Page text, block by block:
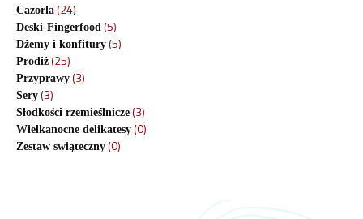
Cazorla (24)
Deski-Fingerfood (5)
Dżemy i konfitury (5)
Prodiż (25)
Przyprawy (3)
Sery (3)
Słodkości rzemieślnicze (3)
Wielkanocne delikatesy (0)
Zestaw swiąteczny (0)